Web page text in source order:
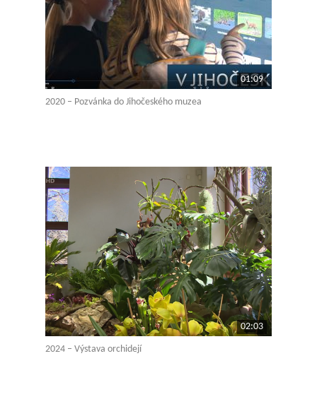
01:09
2020 – Pozvánka do Jihočeského muzea
02:03
2024 – Výstava orchidejí